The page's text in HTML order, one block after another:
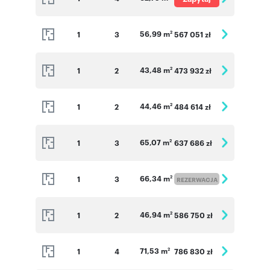
1 3 56,99 m2 567 051 zł
1 2 43,48 m2 473 932 zł
1 2 44,46 m2 484 614 zł
1 3 65,07 m2 637 686 zł
1 3 66,34 m2 REZERWACJA
1 2 46,94 m2 586 750 zł
1 4 71,53 m2 786 830 zł